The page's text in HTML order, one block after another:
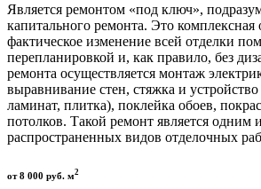
Является ремонтом «под ключ»,
капитального ремонта. Это комплексная
фактическое изменение всей отделки
перепланировкой и, как правило, без
ремонта осуществляется монтаж
выравнивание стен, стяжка и
ламинат, плитка), поклейка обоев,
потолков. Такой ремонт является одним
распространенных видов отделочных
от 8 000 руб. м2